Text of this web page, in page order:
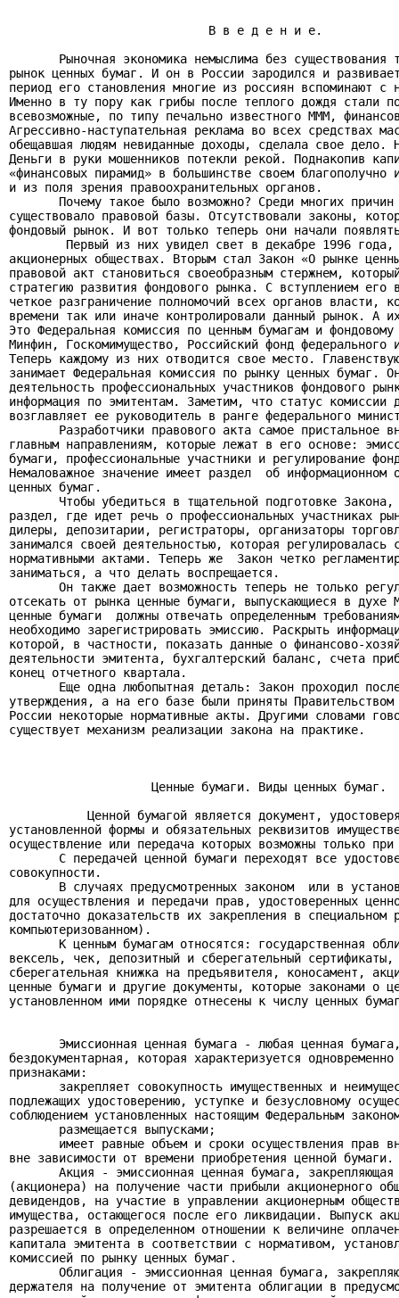
                            В в е д е н и е.
Рыночная экономика немыслима без существования
рынок ценных бумаг. И он в России зародился и
период его становления многие из россиян вспоминают с
Именно в ту пору как грибы после теплого дождя стали
всевозможные, по типу печально известного МММ,
Агрессивно-наступательная реклама во всех средствах
обещавшая людям невиданные доходы, сделала свое дело.
Деньги в руки мошенников потекли рекой. Поднакопив
«финансовых пирамид» в большинстве своем
и из поля зрения правоохранительных органов.
Почему такое было возможно? Среди многих причин
существовало правовой базы. Отсутствовали законы,
фондовый рынок. И вот только теперь они начали
Первый из них увидел свет в декабре 1996 года,
акционерных обществах. Вторым стал Закон «О рынке
правовой акт становиться своеобразным стержнем,
стратегию развития фондового рынка. С вступлением его
четкое разграничение полномочий всех органов власти,
времени так или иначе контролировали данный рынок. А
Это Федеральная комиссия по ценным бумагам и
Минфин, Госкомимущество, Российский фонд федерального
Теперь каждому из них отводится свое место.
занимает Федеральная комиссия по рынку ценных бумаг.
деятельность профессиональных участников фондового
информация по эмитентам. Заметим, что статус комиссии
возглавляет ее руководитель в ранге федерального
Разработчики правового акта самое пристальное
главным направлениям, которые лежат в его основе:
бумаги, профессиональные участники и регулирование
Немаловажное значение имеет раздел  об информационном
ценных бумаг.
Чтобы убедиться в тщательной подготовке Закона,
раздел, где идет речь о профессиональных участниках
дилеры, депозитарии, регистраторы, организаторы
занимался своей деятельностью, которая регулировалась
нормативными актами. Теперь же  Закон четко
заниматься, а что делать воспрещается.
Он также дает возможность теперь не только
отсекать от рынка ценные бумаги, выпускающиеся в духе
ценные бумаги  должны отвечать определенным
необходимо зарегистрировать эмиссию. Раскрыть
которой, в частности, показать данные о финансово-
деятельности эмитента, бухгалтерский баланс, счета
конец отчетного квартала.
Еще одна любопытная деталь: Закон проходил
утверждения, а на его базе были приняты
России некоторые нормативные акты. Другими словами
существует механизм реализации закона на практике.
                    Ценные бумаги. Виды ценных бумаг.
Ценной бумагой является документ,
установленной формы и обязательных реквизитов
осуществление или передача которых возможны только
С передачей ценной бумаги переходят все
совокупности.
В случаях предусмотренных законом  или в
для осуществления и передачи прав, удостоверенных
достаточно доказательств их закрепления в специальном
компьютеризованном).
К ценным бумагам относятся: государственная
вексель, чек, депозитный и сберегательный сертификаты,
сберегательная книжка на предъявителя, коносамент,
ценные бумаги и другие документы, которые законами о
установленном ими порядке отнесены к числу ценных
Эмиссионная ценная бумага - любая ценная
бездокументарная, которая характеризуется одновременно
признаками:
закрепляет совокупность имущественных и
подлежащих удостоверению, уступке и безусловному
соблюдением установленных настоящим Федеральным
       размещается выпусками;
имеет равные объем и сроки осуществления прав
вне зависимости от времени приобретения ценной бумаги.
Акция - эмиссионная ценная бумага, закрепляющая
(акционера) на получение части прибыли акционерного
девидендов, на участие в управлении акционерным
имущества, остающегося после его ликвидации. Выпуск
разрешается в определенном отношении к величине
капитала эмитента в соответствии с нормативом,
комиссией по рынку ценных бумаг.
Облигация - эмиссионная ценная бумага,
держателя на получение от эмитента облигации в